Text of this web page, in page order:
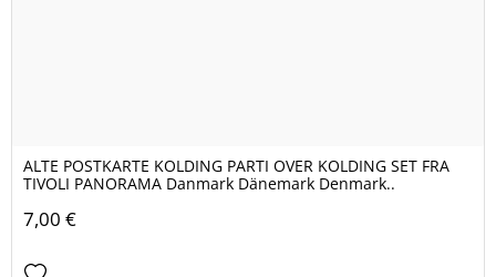
ALTE POSTKARTE KOLDING PARTI OVER KOLDING SET FRA
TIVOLI PANORAMA Danmark Dänemark Denmark..
7,00 €